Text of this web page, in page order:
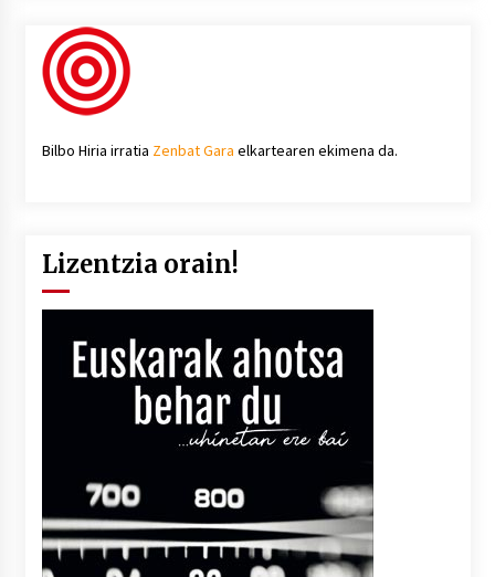
Bilbo Hiria irratia Zenbat Gara elkartearen ekimena da.
Lizentzia orain!